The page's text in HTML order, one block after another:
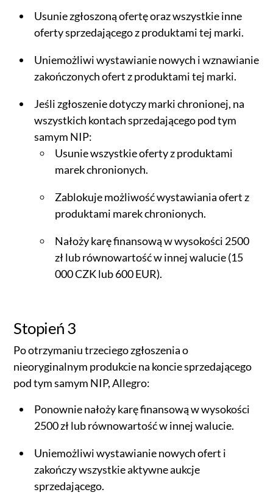
Usunie zgłoszoną ofertę oraz wszystkie inne
oferty sprzedającego z produktami tej marki.
Uniemożliwi wystawianie nowych i wznawianie
zakończonych ofert z produktami tej marki.
Jeśli zgłoszenie dotyczy marki chronionej, na
wszystkich kontach sprzedającego pod tym
samym NIP:
Usunie wszystkie oferty z produktami
marek chronionych.
Zablokuje możliwość wystawiania ofert z
produktami marek chronionych.
Nałoży karę finansową w wysokości 2500
zł lub równowartość w innej walucie (15
000 CZK lub 600 EUR).
Stopień 3
Po otrzymaniu trzeciego zgłoszenia o
nieoryginalnym produkcie na koncie sprzedającego
pod tym samym NIP, Allegro:
Ponownie nałoży karę finansową w wysokości
2500 zł lub równowartość w innej walucie.
Uniemożliwi wystawianie nowych ofert i
zakończy wszystkie aktywne aukcje
sprzedającego.